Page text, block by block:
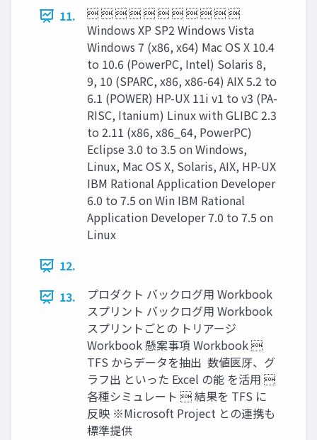
11.
          
Windows XP SP2 Windows Vista
Windows 7 (x86, x64) Mac OS X 10.4
to 10.6 (PowerPC, Intel) Solaris 8,
9, 10 (SPARC, x86, x86-64) AIX 5.2 to
6.1 (POWER) HP-UX 11i v1 to v3 (PA-
RISC, Itanium) Linux with GLIBC 2.3
to 2.11 (x86, x86_64, PowerPC)
Eclipse 3.0 to 3.5 on Windows,
Linux, Mac OS X, Solaris, AIX, HP-UX
IBM Rational Application Developer
6.0 to 7.5 on Win IBM Rational
Application Developer 7.0 to 7.5 on
Linux
12.
13.
プロダクト バックログ用 Workbook
スプリント バックログ用 Workbook
スプリントごとの トリアージ
Workbook 懸案事項 Workbook 
TFS からデータを抽出  数値匧厊、グ
ラフ出 といった Excel の能 を活用 
各種シミュレート  結果を TFS に
反映 ※Microsoft Project との連携も
標準提供